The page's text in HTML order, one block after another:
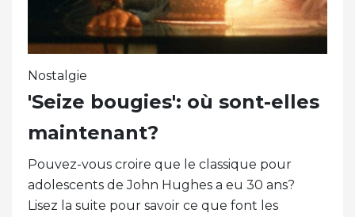
Nostalgie
'Seize bougies': où sont-elles
maintenant?
Pouvez-vous croire que le classique pour
adolescents de John Hughes a eu 30 ans?
Lisez la suite pour savoir ce que font les